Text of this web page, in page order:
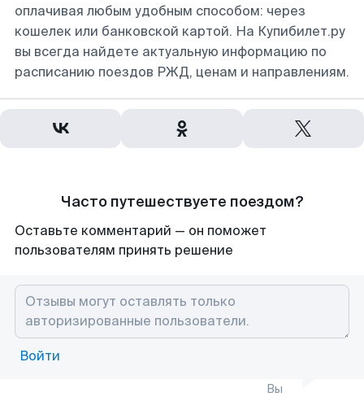
оплачивая любым удобным способом: через
кошелек или банковской картой. На Купибилет.ру
вы всегда найдете актуальную информацию по
расписанию поездов РЖД, ценам и направлениям.
Часто путешествуете поездом?
Оставьте комментарий — он поможет
пользователям принять решение
Войти
Вы